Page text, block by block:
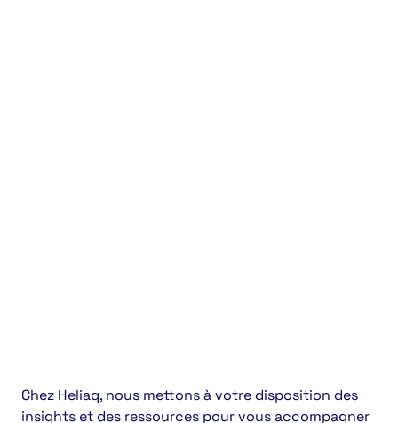
Chez Heliaq, nous mettons à votre disposition des
insights et des ressources pour vous accompagner